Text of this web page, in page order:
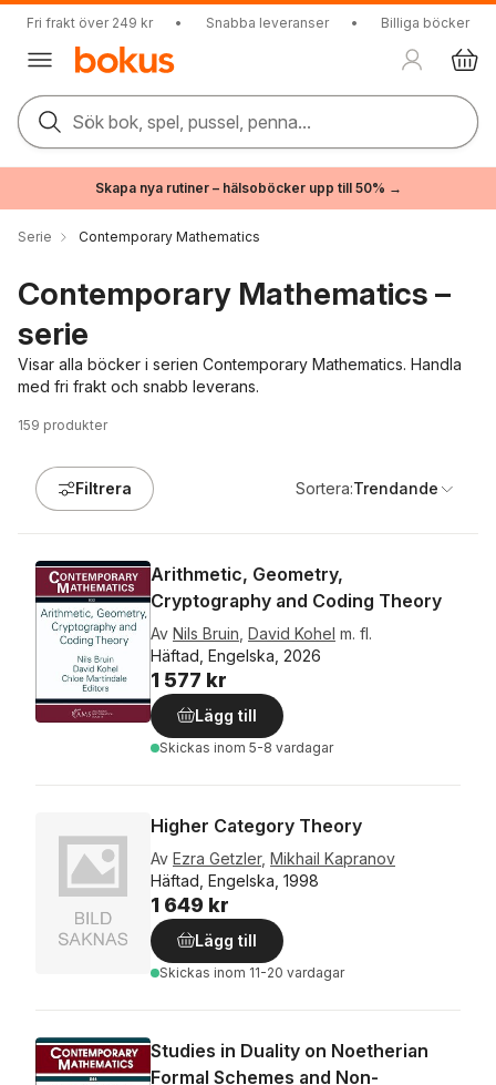
Fri frakt över 249 kr • Snabba leveranser • Billiga böcker
Sök bok, spel, pussel, penna...
Skapa nya rutiner – hälsoböcker upp till 50% →
Serie Contemporary Mathematics
Contemporary Mathematics –
serie
Visar alla böcker i serien Contemporary Mathematics. Handla
med fri frakt och snabb leverans.
159 produkter
Filtrera Sortera:Trendande
Arithmetic, Geometry,
Cryptography and Coding Theory
Av Nils Bruin David Kohel m. fl.
Häftad, Engelska, 2026
1 577 kr
Lägg till
Skickas inom 5-8 vardagar
Higher Category Theory
Av Ezra Getzler, Mikhail Kapranov
Häftad, Engelska, 1998
1 649 kr
Lägg till
Skickas inom 11-20 vardagar
Studies in Duality on Noetherian
Formal Schemes and Non-